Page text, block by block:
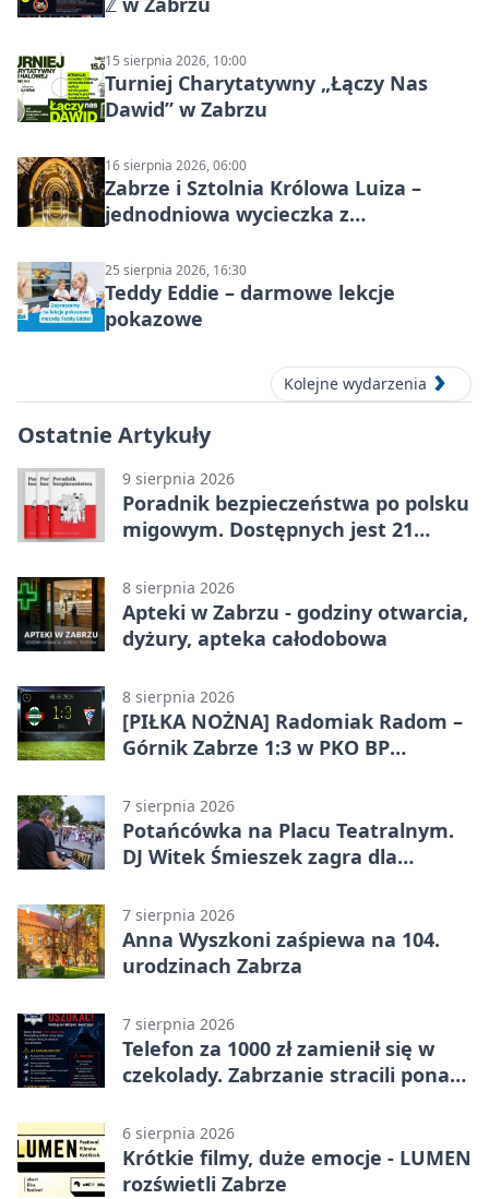
15 sierpnia 2026, 10:00
Turniej Charytatywny „Łączy Nas
Dawid” w Zabrzu
16 sierpnia 2026, 06:00
Zabrze i Sztolnia Królowa Luiza –
jednodniowa wycieczka z
miasta
25 sierpnia 2026, 16:30
Teddy Eddie – darmowe lekcje
pokazowe
Kolejne wydarzenia
Ostatnie Artykuły
9 sierpnia 2026
Poradnik bezpieczeństwa po polsku
migowym. Dostępnych jest 21
8 sierpnia 2026
Apteki w Zabrzu - godziny otwarcia,
dyżury, apteka całodobowa
8 sierpnia 2026
[PIŁKA NOŻNA] Radomiak Radom –
Górnik Zabrze 1:3 w PKO BP
Federico dał zabrzanom zwycięstwo
7 sierpnia 2026
Potańcówka na Placu Teatralnym.
DJ Witek Śmieszek zagra dla
7 sierpnia 2026
Anna Wyszkoni zaśpiewa na 104.
urodzinach Zabrza
7 sierpnia 2026
Telefon za 1000 zł zamienił się w
czekolady. Zabrzanie stracili ponad
6 sierpnia 2026
Krótkie filmy, duże emocje - LUMEN
rozświetli Zabrze